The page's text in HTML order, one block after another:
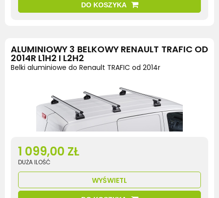
DO KOSZYKA
ALUMINIOWY 3 BELKOWY RENAULT TRAFIC OD
2014R L1H2 I L2H2
Belki aluminiowe do Renault TRAFIC od 2014r
1 099,00 ZŁ
DUŻA ILOŚĆ
WYŚWIETL